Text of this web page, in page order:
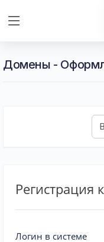
Домены -
Регистрация
Логин в системе